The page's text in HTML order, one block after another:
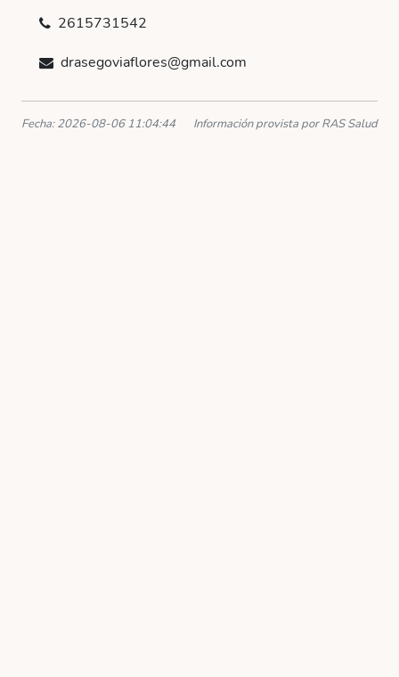
2615731542
drasegoviaflores@gmail.com
Fecha: 2026-08-06 11:04:44 Información provista por RAS Salud